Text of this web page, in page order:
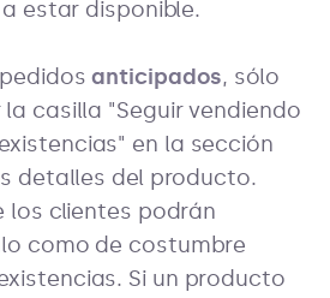
estar disponible.
anticipados, sólo
casilla "Seguir vendiendo
en la sección
detalles del producto.
los clientes podrán
como de costumbre
Si un producto